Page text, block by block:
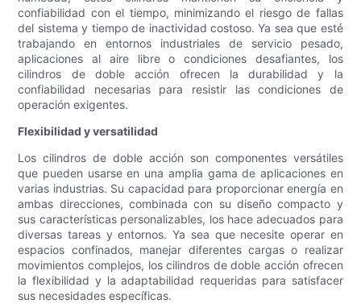
confiabilidad con el tiempo, minimizando el riesgo de fallas
del sistema y tiempo de inactividad costoso. Ya sea que esté
trabajando en entornos industriales de servicio pesado,
aplicaciones al aire libre o condiciones desafiantes, los
cilindros de doble acción ofrecen la durabilidad y la
confiabilidad necesarias para resistir las condiciones de
operación exigentes.
Flexibilidad y versatilidad
Los cilindros de doble acción son componentes versátiles
que pueden usarse en una amplia gama de aplicaciones en
varias industrias. Su capacidad para proporcionar energía en
ambas direcciones, combinada con su diseño compacto y
sus características personalizables, los hace adecuados para
diversas tareas y entornos. Ya sea que necesite operar en
espacios confinados, manejar diferentes cargas o realizar
movimientos complejos, los cilindros de doble acción ofrecen
la flexibilidad y la adaptabilidad requeridas para satisfacer
sus necesidades específicas.